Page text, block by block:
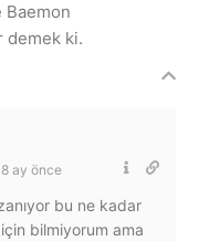
Baemon
demek ki.
8 ay önce
bu ne kadar
bilmiyorum ama